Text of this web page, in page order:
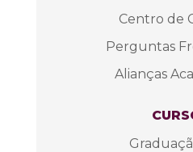
Centro de
Perguntas
Alianças